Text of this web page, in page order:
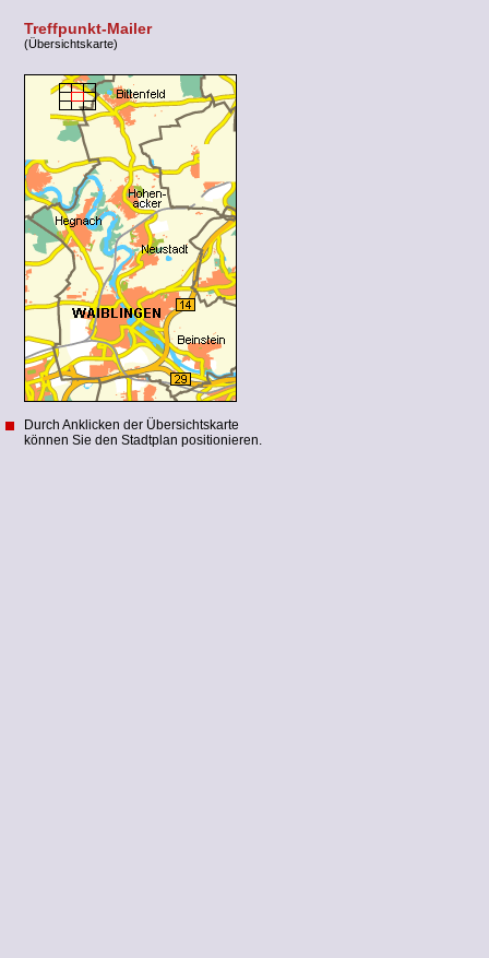
Treffpunkt-Mailer
(Übersichtskarte)
Durch Anklicken der Übersichtskarte
können Sie den Stadtplan positionieren.